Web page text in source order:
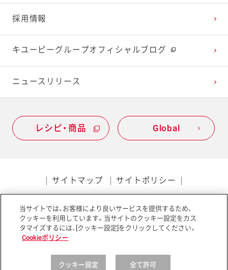
採用情報
キユーピーグループオフィシャルブログ
ニュースリリース
レシピ・商品 Global
サイトマップ サイトポリシー
ソーシャルメディアポリシー アクセシビリティ
当サイトでは、お客様により良いサービスを提供するため、
クッキーを利用しています。当サイトのクッキー設定をカス
タマイズするには、[クッキー設定]をクリックしてください。
Cookieポリシー
クッキー設定 全て許可